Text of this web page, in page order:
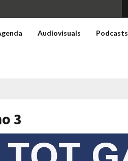
Audiovisuals Podcasts
3